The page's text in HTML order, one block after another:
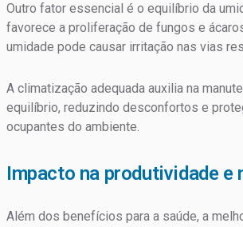
Outro fator essencial é o equilíbrio da
favorece a proliferação de fungos e
umidade pode causar irritação nas vias
A climatização adequada auxilia na
equilíbrio, reduzindo desconfortos e
ocupantes do ambiente.
Impacto na produtividade e
Além dos benefícios para a saúde, a